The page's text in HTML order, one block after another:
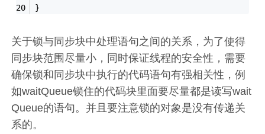
}
关于锁与同步块中处理语句之间的关系，为了使得
同步块范围尽量小，同时保证线程的安全性，需要
确保锁和同步块中执行的代码语句有强相关性，例
如waitQueue锁住的代码块里面要尽量都是读写wait
Queue的语句。并且要注意锁的对象是没有传递关
系的。